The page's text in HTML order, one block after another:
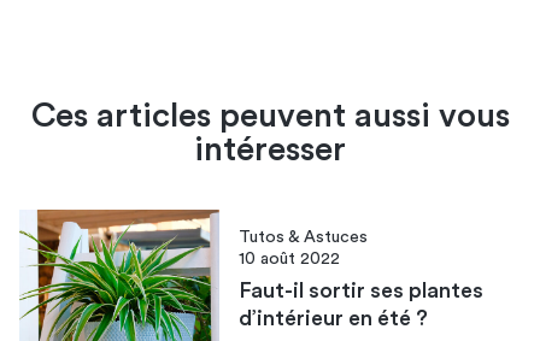
Ces articles peuvent aussi vous
intéresser
Tutos & Astuces
10 août 2022
Faut-il sortir ses plantes
d’intérieur en été ?